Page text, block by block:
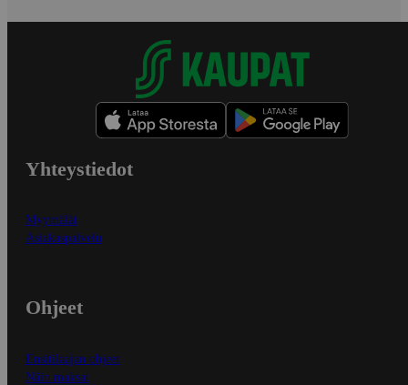
Yhteystiedot
Myymälät
Asiakaspalvelu
Ohjeet
Ensitilaajan ohjeet
Näin maksat